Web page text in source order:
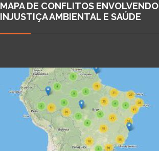
MAPA DE CONFLITOS ENVOLVENDO
INJUSTIÇA AMBIENTAL E SAÚDE